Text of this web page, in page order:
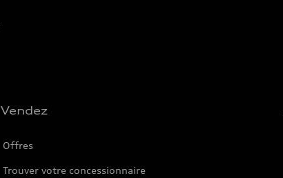
Vendez
Offres
Trouver votre concessionnaire